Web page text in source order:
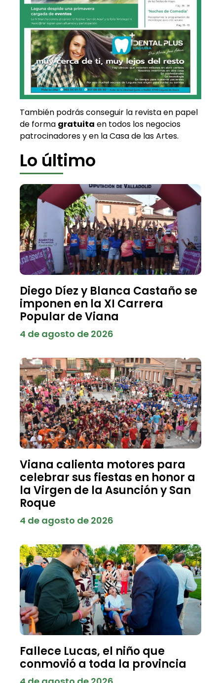
También podrás conseguir la revista en papel
de forma gratuita en todos los negocios
patrocinadores y en la Casa de las Artes.
Lo último
Diego Díez y Blanca Castaño se
imponen en la XI Carrera
Popular de Viana
4 de agosto de 2026
Viana calienta motores para
celebrar sus fiestas en honor a
la Virgen de la Asunción y San
Roque
4 de agosto de 2026
Fallece Lucas, el niño que
conmovió a toda la provincia